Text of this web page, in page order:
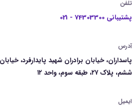
تلفن
پشتیبانی 74303300 - 021
آدرس
پاسداران، خیابان برادران شهید پایدارفرد،
ششم، پلاک ۲۷، طبقه سوم، واحد ۱۲
ایمیل